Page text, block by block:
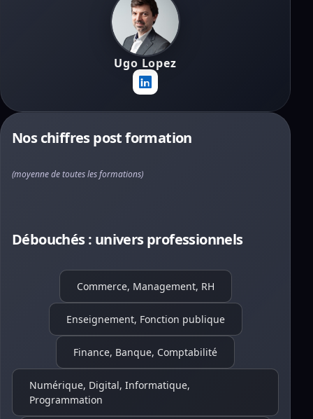
Ugo Lopez
Nos chiffres post formation
(moyenne de toutes les formations)
Débouchés : univers professionnels
Commerce, Management, RH
Enseignement, Fonction publique
Finance, Banque, Comptabilité
Numérique, Digital, Informatique,
Programmation